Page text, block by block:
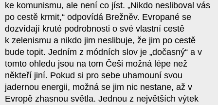
ke komunismu, ale není co jíst. „Nikdo nesliboval vás
po cestě krmit,“ odpovídá Brežněv. Evropané se
dozvídají kruté podrobnosti o své vlastní cestě
k zelenismu a nikdo jim neslibuje, že jim po cestě
bude topit. Jedním z módních slov je „dočasný“ a v
tomto ohledu jsou na tom Češi možná lépe než
někteří jiní. Pokud si pro sebe uhamouní svou
jadernou energii, možná se jim nic nestane, až v
Evropě zhasnou světla. Jednou z největších výtek